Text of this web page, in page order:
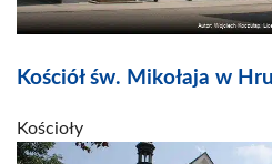
Kościół św. Mikołaja w
Kościoły